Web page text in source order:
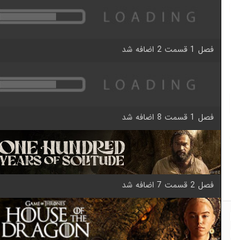
فصل 1 قسمت 2 اضافه شد
فصل 1 قسمت 8 اضافه شد
فصل 2 قسمت 7 اضافه شد